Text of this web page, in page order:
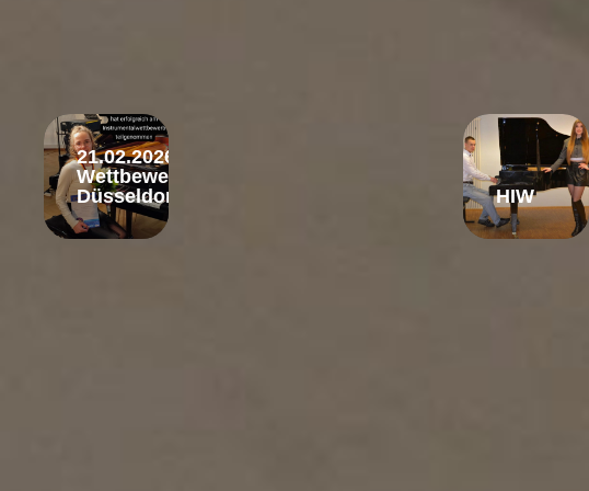
21.02.2026
Wettbewerb
Düsseldorf
HIW